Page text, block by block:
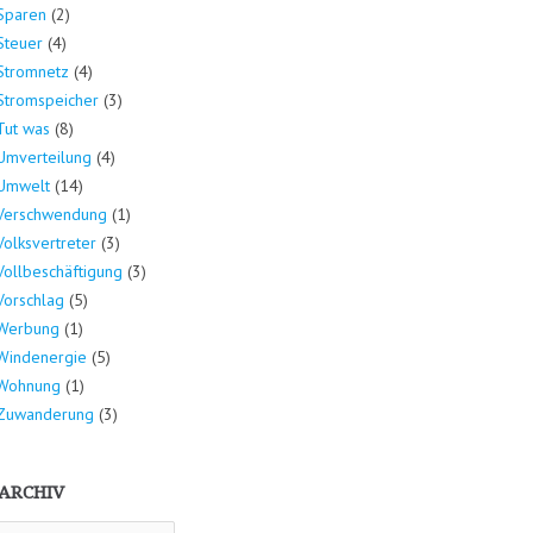
(2)
(4)
(4)
(3)
was (8)
(4)
(14)
(1)
(3)
(3)
(5)
(1)
(5)
(1)
(3)